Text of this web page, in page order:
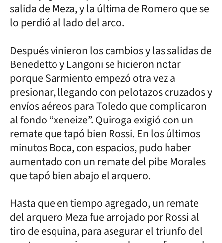
salida de Meza, y la última de Romero que se
lo perdió al lado del arco.
Después vinieron los cambios y las salidas de
Benedetto y Langoni se hicieron notar
porque Sarmiento empezó otra vez a
presionar, llegando con pelotazos cruzados y
envíos aéreos para Toledo que complicaron
al fondo “xeneize”. Quiroga exigió con un
remate que tapó bien Rossi. En los últimos
minutos Boca, con espacios, pudo haber
aumentado con un remate del pibe Morales
que tapó bien abajo el arquero.
Hasta que en tiempo agregado, un remate
del arquero Meza fue arrojado por Rossi al
tiro de esquina, para asegurar el triunfo del